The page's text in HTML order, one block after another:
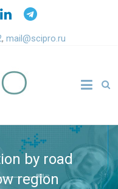
,mail@scipro.ru
by road
region